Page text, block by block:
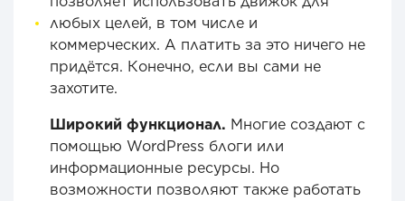
любых целей, в том числе и
коммерческих. А платить за это ничего не
придётся. Конечно, если вы сами не
захотите.
Широкий функционал. Многие создают с
помощью WordPress блоги или
информационные ресурсы. Но
возможности позволяют также работать